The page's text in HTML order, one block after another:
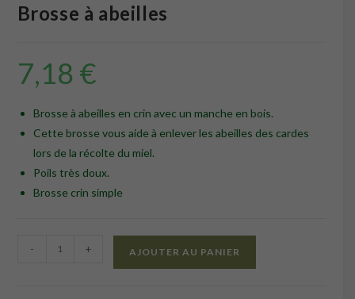
Brosse à abeilles
7,18 €
Brosse à abeilles en crin avec un manche en bois.
Cette brosse vous aide à enlever les abeilles des cardes
lors de la récolte du miel.
Poils très doux.
Brosse crin simple
quantité
- + AJOUTER AU PANIER